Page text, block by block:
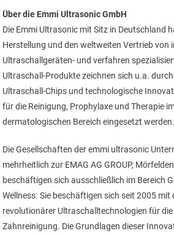
Über die Emmi Ultrasonic GmbH
Die Emmi Ultrasonic mit Sitz in Deutschland
Herstellung und den weltweiten Vertrieb von
Ultraschallgeräten- und verfahren
Ultraschall-Produkte zeichnen sich u.a.
Ultraschall-Chips und technologische
für die Reinigung, Prophylaxe und Therapie
dermatologischen Bereich eingesetzt werden.
Die Gesellschaften der emmi ultrasonic
mehrheitlich zur EMAG AG GROUP,
beschäftigen sich ausschließlich im Bereich
Wellness. Sie beschäftigen sich seit 2005 mit
revolutionärer Ultraschalltechnologien für
Zahnreinigung. Die Grundlagen dieser